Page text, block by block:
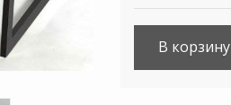
В корзину